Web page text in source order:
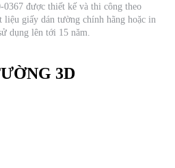
được thiết kế và thi công theo
giấy dán tường chính hãng hoặc in
dụng lên tới 15 năm.
3D